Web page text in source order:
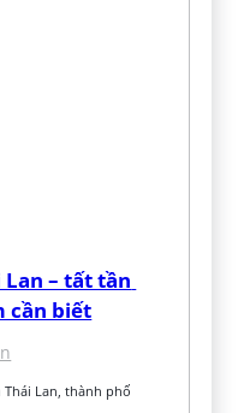
Lan – tất tần
cần biết
Lan, thành phố